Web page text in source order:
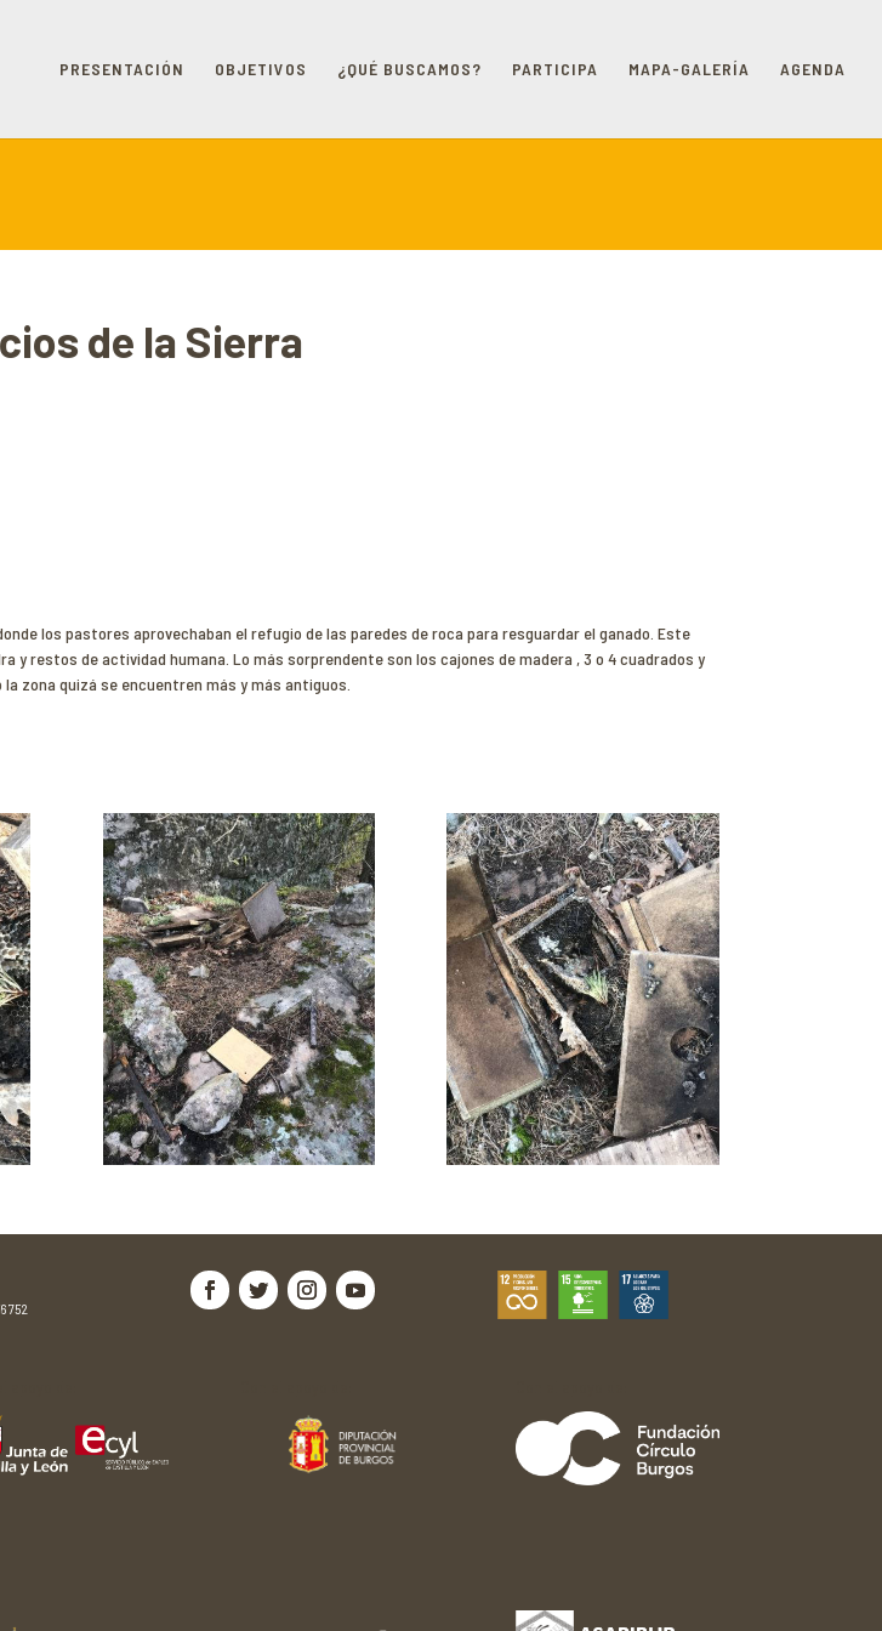
PRESENTACIÓN OBJETIVOS ¿QUÉ BUSCAMOS? PARTICIPA MAPA-GALERÍA AGENDA
de la Sierra
los pastores aprovechaban el refugio de las paredes de roca para resguardar el ganado. Este
y restos de actividad humana. Lo más sorprendente son los cajones de madera , 3 o 4 cuadrados y
zona quizá se encuentren más y más antiguos.
752